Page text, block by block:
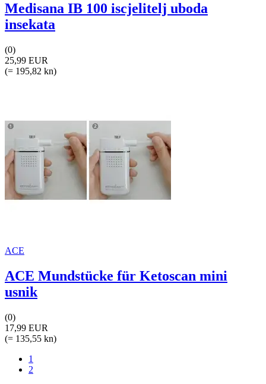
Medisana IB 100 iscjelitelj uboda
insekata
(0)
25,99 EUR
(= 195,82 kn)
ACE
ACE Mundstücke für Ketoscan mini
usnik
(0)
17,99 EUR
(= 135,55 kn)
1
2